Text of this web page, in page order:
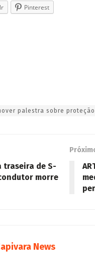
Pinterest
palestra sobre
de S-
morre
News